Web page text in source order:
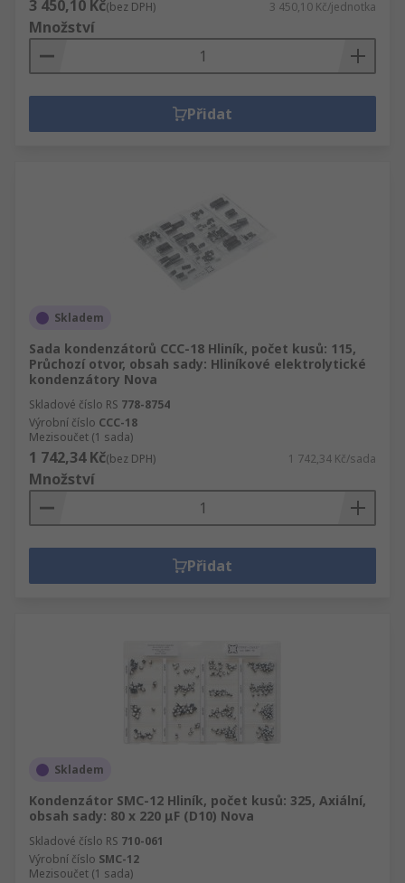
3 450,10 Kč(bez DPH) 3 450,10 Kč/jednotka
Množství
Přidat
Skladem
Sada kondenzátorů CCC-18 Hliník, počet kusů: 115,
Průchozí otvor, obsah sady: Hliníkové elektrolytické
kondenzátory Nova
Skladové číslo RS 778-8754
Výrobní číslo CCC-18
Mezisoučet (1 sada)
1 742,34 Kč(bez DPH) 1 742,34 Kč/sada
Množství
Přidat
Skladem
Kondenzátor SMC-12 Hliník, počet kusů: 325, Axiální,
obsah sady: 80 x 220 μF (D10) Nova
Skladové číslo RS 710-061
Výrobní číslo SMC-12
Mezisoučet (1 sada)